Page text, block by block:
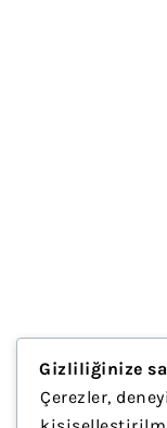
Gizliliğinize
Çerezler,